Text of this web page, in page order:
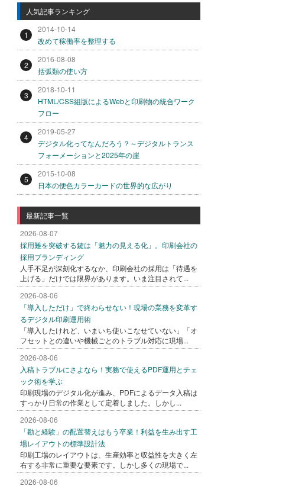
人気記事ランキング
1
2014-10-14
改めて稼働率を整理する
2
2016-08-08
括弧類の使い方
3
2018-10-11
HTML/CSS組版によるWebと印刷物の統合ワーク
フロー
4
2019-05-27
デジタル化ってなんだろう？～デジタルトランス
フォーメーションと2025年の崖
5
2015-10-08
日本の便色カラーカードの世界的な広がり
最新記事一覧
2026-08-07
採用難を突破する鍵は「魅力の見える化」。印刷会社の
採用ブランディング
人手不足が深刻化するなか、印刷会社の採用は「待遇を
上げる」だけでは限界があります。いま注目されて...
2026-08-06
「導入しただけ」で終わらせない！現場の業務を変革す
るデジタル印刷運用術
「導入したけれど、いまいち使いこなせていない」「オ
フセットとの違いや機械ごとのトラブル対応に現場...
2026-08-06
入稿トラブルにさよなら！実務で使えるPDF運用とチェ
ック術を学ぶ
印刷現場のデジタル化が進み、PDFによるデータ入稿は
すっかり日常の作業として定着しました。しかし...
2026-08-06
「勘と経験」の配置替えはもう卒業！利益を生み出す工
場レイアウトの標準設計法
印刷工場のレイアウトは、生産効率と収益性を大きく左
右する非常に重要な要素です。しかし多くの現場で...
2026-08-06